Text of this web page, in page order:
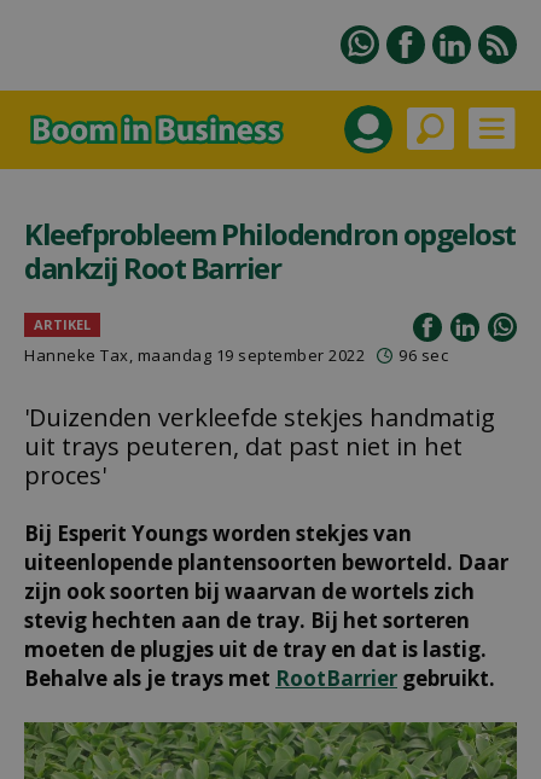
Kleefprobleem Philodendron opgelost
dankzij Root Barrier
ARTIKEL
Hanneke Tax, maandag 19 september 2022 96 sec
'Duizenden verkleefde stekjes handmatig
uit trays peuteren, dat past niet in het
proces'
Bij Esperit Youngs worden stekjes van
uiteenlopende plantensoorten beworteld. Daar
zijn ook soorten bij waarvan de wortels zich
stevig hechten aan de tray. Bij het sorteren
moeten de plugjes uit de tray en dat is lastig.
Behalve als je trays met RootBarrier gebruikt.